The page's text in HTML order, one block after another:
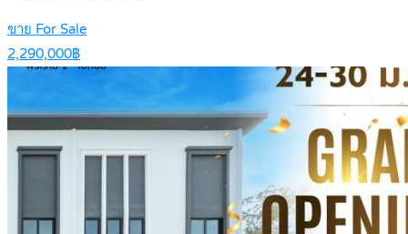
ขาย For Sale
2,290,000฿